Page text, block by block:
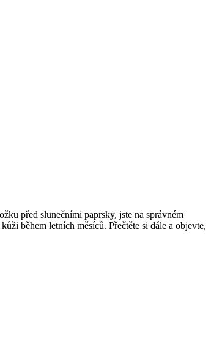
před slunečními paprsky, jste na správném
během letních měsíců. Přečtěte si dále a objevte,